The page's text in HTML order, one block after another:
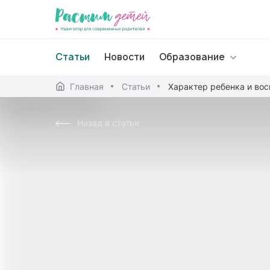
Статьи Новости Образование
Главная Статьи
Назад в статьи